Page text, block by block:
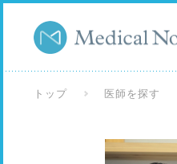
トップ 医師を探す